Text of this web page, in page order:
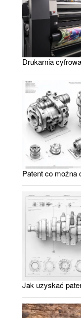
Drukarnia
Patent co można
Jak uzyskać